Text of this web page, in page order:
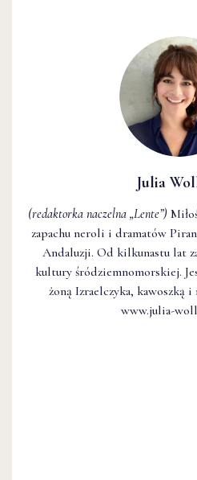
Julia
(redaktorka naczelna „Lente”)
zapachu neroli i dramatów
Andaluzji. Od kilkunastu lat
kultury śródziemnomorskiej.
żoną Izraelczyka, kawoszką i
www.julia-